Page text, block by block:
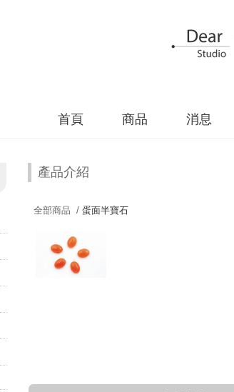
首頁 商品 消息
產品介紹
全部商品 / 蛋面半寶石